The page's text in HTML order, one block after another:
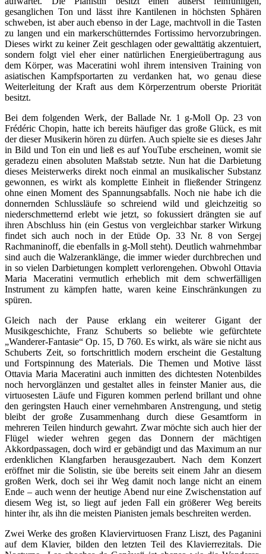
gesanglichen Ton und lässt ihre Kantilenen in höchsten Sphären
schweben, ist aber auch ebenso in der Lage, machtvoll in die Tasten
zu langen und ein markerschütterndes Fortissimo hervorzubringen.
Dieses wirkt zu keiner Zeit geschlagen oder gewalttätig akzentuiert,
sondern folgt viel eher einer natürlichen Energieübertragung aus
dem Körper, was Maceratini wohl ihrem intensiven Training von
asiatischen Kampfsportarten zu verdanken hat, wo genau diese
Weiterleitung der Kraft aus dem Körperzentrum oberste Priorität
besitzt.
Bei dem folgenden Werk, der Ballade Nr. 1 g-Moll Op. 23 von
Frédéric Chopin, hatte ich bereits häufiger das große Glück, es mit
der dieser Musikerin hören zu dürfen. Auch spielte sie es dieses Jahr
in Bild und Ton ein und ließ es auf YouTube erscheinen, womit sie
geradezu einen absoluten Maßstab setzte. Nun hat die Darbietung
dieses Meisterwerks direkt noch einmal an musikalischer Substanz
gewonnen, es wirkt als komplette Einheit in fließender Stringenz
ohne einen Moment des Spannungsabfalls. Noch nie habe ich die
donnernden Schlussläufe so schreiend wild und gleichzeitig so
niederschmetternd erlebt wie jetzt, so fokussiert drängten sie auf
ihren Abschluss hin (ein Gestus von vergleichbar starker Wirkung
findet sich auch noch in der Etüde Op. 33 Nr. 8 von Sergej
Rachmaninoff, die ebenfalls in g-Moll steht). Deutlich wahrnehmbar
sind auch die Walzeranklänge, die immer wieder durchbrechen und
in so vielen Darbietungen komplett verlorengehen. Obwohl Ottavia
Maria Maceratini vermutlich erheblich mit dem schwerfälligen
Instrument zu kämpfen hatte, waren keine Einschränkungen zu
spüren.
Gleich nach der Pause erklang ein weiterer Gigant der
Musikgeschichte, Franz Schuberts so beliebte wie gefürchtete
„Wanderer-Fantasie“ Op. 15, D 760. Es wirkt, als wäre sie nicht aus
Schuberts Zeit, so fortschrittlich modern erscheint die Gestaltung
und Fortspinnung des Materials. Die Themen und Motive lässt
Ottavia Maria Maceratini auch inmitten des dichtesten Notenbildes
noch hervorglänzen und gestaltet alles in feinster Manier aus, die
virtuosesten Läufe und Figuren kommen perlend brillant und ohne
den geringsten Hauch einer vernehmbaren Anstrengung, und stetig
bleibt der große Zusammenhang durch diese Gesamtform in
mehreren Teilen hindurch gewahrt. Zwar möchte sich auch hier der
Flügel wieder wehren gegen das Donnern der mächtigen
Akkordpassagen, doch wird er gebändigt und das Maximum an nur
erdenklichen Klangfarben herausgezaubert. Nach dem Konzert
eröffnet mir die Solistin, sie übe bereits seit einem Jahr an diesem
großen Werk, doch sei ihr Weg damit noch lange nicht an einem
Ende – auch wenn der heutige Abend nur eine Zwischenstation auf
diesem Weg ist, so liegt auf jeden Fall ein größerer Weg bereits
hinter ihr, als ihn die meisten Pianisten jemals beschreiten werden.
Zwei Werke des großen Klaviervirtuosen Franz Liszt, des Paganini
auf dem Klavier, bilden den letzten Teil des Klavierrezitals. Die